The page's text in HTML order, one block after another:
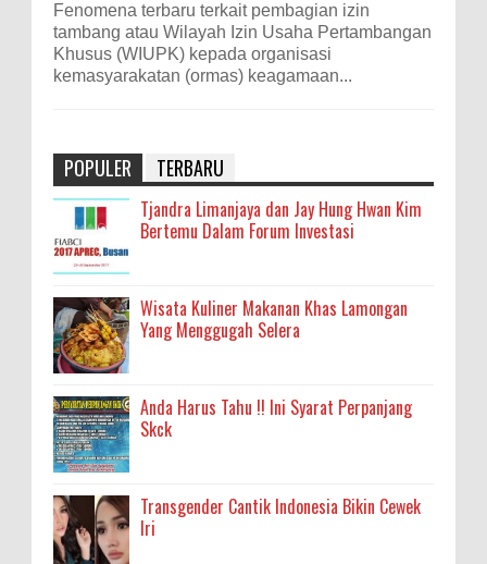
Fenomena terbaru terkait pembagian izin
tambang atau Wilayah Izin Usaha Pertambangan
Khusus (WIUPK) kepada organisasi
kemasyarakatan (ormas) keagamaan...
POPULER TERBARU
Tjandra Limanjaya dan Jay Hung Hwan Kim
Bertemu Dalam Forum Investasi
Wisata Kuliner Makanan Khas Lamongan
Yang Menggugah Selera
Anda Harus Tahu !! Ini Syarat Perpanjang
Skck
Transgender Cantik Indonesia Bikin Cewek
Iri